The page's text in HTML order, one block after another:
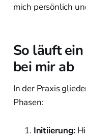
mich persönlich
So läuft
bei mir ab
In der Praxis
Phasen:
Initiierung: